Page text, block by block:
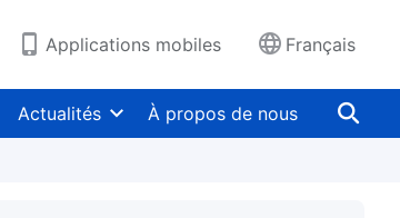
Applications mobiles Français
Actualités À propos de nous
pouvez décevoir la volonté de
Dieu »